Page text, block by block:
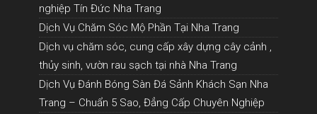
nghiệp Tín Đức Nha Trang
Dịch Vụ Chăm Sóc Mộ Phần Tại Nha Trang
Dịch vụ chăm sóc, cung cấp xây dựng cây cảnh ,
thủy sinh, vườn rau sạch tại nhà Nha Trang
Dịch Vụ Đánh Bóng Sàn Đá Sảnh Khách Sạn Nha
Trang – Chuẩn 5 Sao, Đẳng Cấp Chuyên Nghiệp